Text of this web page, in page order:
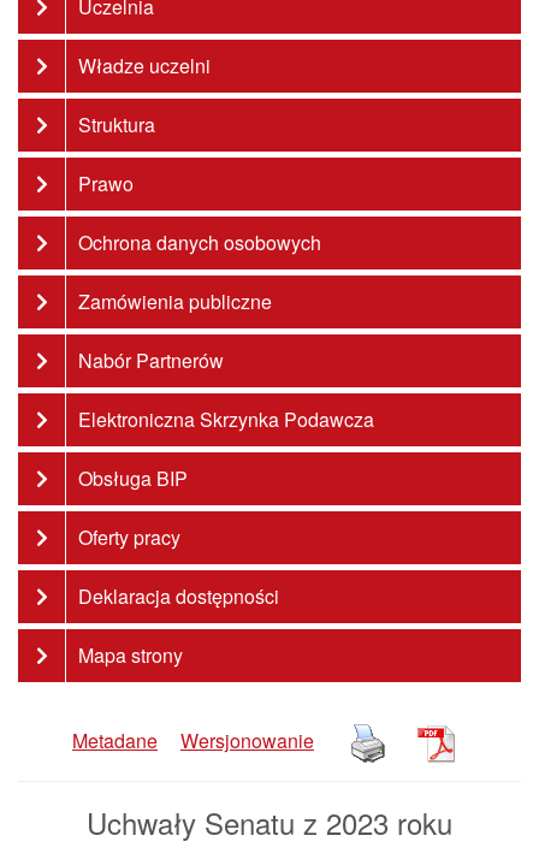
Uczelnia
Władze uczelni
Struktura
Prawo
Ochrona danych osobowych
Zamówienia publiczne
Nabór Partnerów
Elektroniczna Skrzynka Podawcza
Obsługa BIP
Oferty pracy
Deklaracja dostępności
Mapa strony
Metadane Wersjonowanie
Uchwały Senatu z 2023 roku